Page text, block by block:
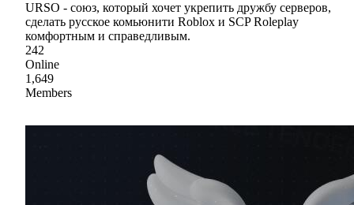
URSO - союз, который хочет укрепить дружбу серверов,
сделать русское комьюнити Roblox и SCP Roleplay
комфортным и справедливым.
242
Online
1,649
Members